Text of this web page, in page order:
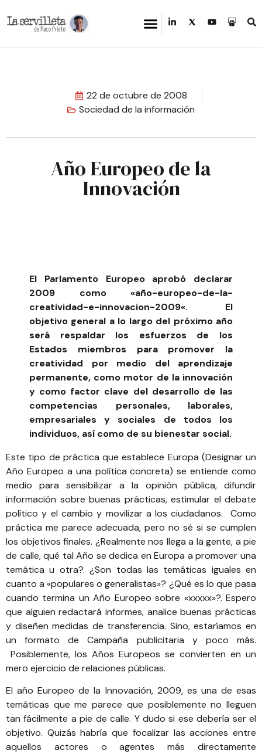
22 de octubre de 2008
Sociedad de la información
Año Europeo de la
Innovación
El Parlamento Europeo aprobó declarar
2009 como «año-europeo-de-la-
creatividad-e-innovacion-2009«. El
objetivo general a lo largo del próximo año
será respaldar los esfuerzos de los
Estados miembros para promover la
creatividad por medio del aprendizaje
permanente, como motor de la innovación
y como factor clave del desarrollo de las
competencias personales, laborales,
empresariales y sociales de todos los
individuos, así como de su bienestar social.
Este tipo de práctica que establece Europa (Designar un
Año Europeo a una política concreta) se entiende como
medio para sensibilizar a la opinión pública, difundir
información sobre buenas prácticas, estimular el debate
político y el cambio y movilizar a los ciudadanos. Como
práctica me parece adecuada, pero no sé si se cumplen
los objetivos finales. ¿Realmente nos llega a la gente, a pie
de calle, qué tal Año se dedica en Europa a promover una
temática u otra?. ¿Son todas las temáticas iguales en
cuanto a «populares o generalistas»? ¿Qué es lo que pasa
cuando termina un Año Europeo sobre «xxxxx»?. Espero
que alguien redactará informes, analice buenas prácticas
y diseñen medidas de transferencia. Sino, estaríamos en
un formato de Campaña publicitaria y poco más.
Posiblemente, los Años Europeos se convierten en un
mero ejercicio de relaciones públicas.
El año Europeo de la Innovación, 2009, es una de esas
temáticas que me parece que posiblemente no lleguen
tan fácilmente a pie de calle. Y dudo si ese debería ser el
objetivo. Quizás habría que focalizar las acciones entre
aquellos actores o agentes más directamente